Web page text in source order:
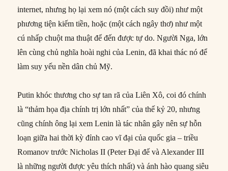
internet, nhưng họ lại xem nó (một cách suy đồi) như một
phương tiện kiếm tiền, hoặc (một cách ngây thơ) như một
cú nhấp chuột ma thuật để đến được tự do. Người Nga, lớn
lên cùng chủ nghĩa hoài nghi của Lenin, đã khai thác nó để
làm suy yếu nền dân chủ Mỹ.
Putin khóc thương cho sự tan rã của Liên Xô, coi đó chính
là “thảm họa địa chính trị lớn nhất” của thế kỷ 20, nhưng
cũng chính ông lại xem Lenin là tác nhân gây nên sự hỗn
loạn giữa hai thời kỳ đỉnh cao vĩ đại của quốc gia – triều
Romanov trước Nicholas II (Peter Đại đế và Alexander III
là những người được yêu thích nhất) và ánh hào quang siêu